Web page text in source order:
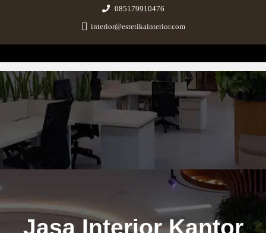
085179910476
interior@estetikainterior.com
Estetika Interior
Design & Build Consultant
Jasa Interior Kantor